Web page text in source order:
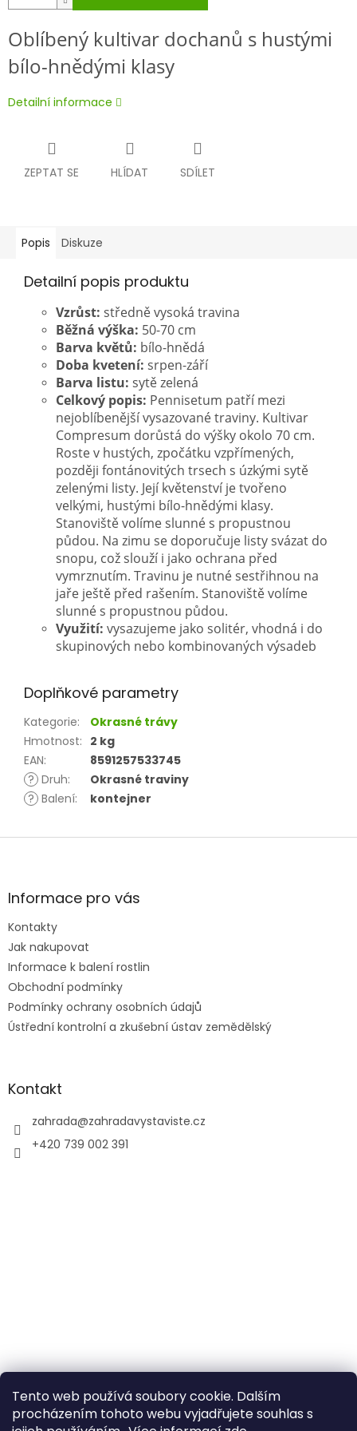
Tento web používá soubory cookie. Dalším
procházením tohoto webu vyjadřujete souhlas s
Oblíbený kultivar dochanů s hustými
bílo-hnědými klasy
Detailní informace
ZEPTAT SE HLÍDAT SDÍLET
Popis Diskuze
Detailní popis produktu
Vzrůst: středně vysoká travina
Běžná výška: 50-70 cm
Barva květů: bílo-hnědá
Doba kvetení: srpen-září
Barva listu: sytě zelená
Celkový popis: Pennisetum patří mezi
nejoblíbenější vysazované traviny. Kultivar
Compresum dorůstá do výšky okolo 70 cm.
Roste v hustých, zpočátku vzpřímených,
později fontánovitých trsech s úzkými sytě
zelenými listy. Její květenství je tvořeno
velkými, hustými bílo-hnědými klasy.
Stanoviště volíme slunné s propustnou
půdou. Na zimu se doporučuje listy svázat do
snopu, což slouží i jako ochrana před
vymrznutím. Travinu je nutné sestřihnou na
jaře ještě před rašením. Stanoviště volíme
slunné s propustnou půdou.
Využití: vysazujeme jako solitér, vhodná i do
skupinových nebo kombinovaných výsadeb
Doplňkové parametry
Kategorie:
Okrasné trávy
Hmotnost: 2 kg
EAN:
8591257533745
? Druh:
Okrasné traviny
? Balení: kontejner
Z
aInformace pro vás
Kontakty
Jak nakupovat
Informace k balení rostlin
Obchodní podmínky
Podmínky ochrany osobních údajů
Ústřední kontrolní a zkušební ústav zemědělský
Kontakt
zahrada@zahradavystaviste.cz
+420 739 002 391